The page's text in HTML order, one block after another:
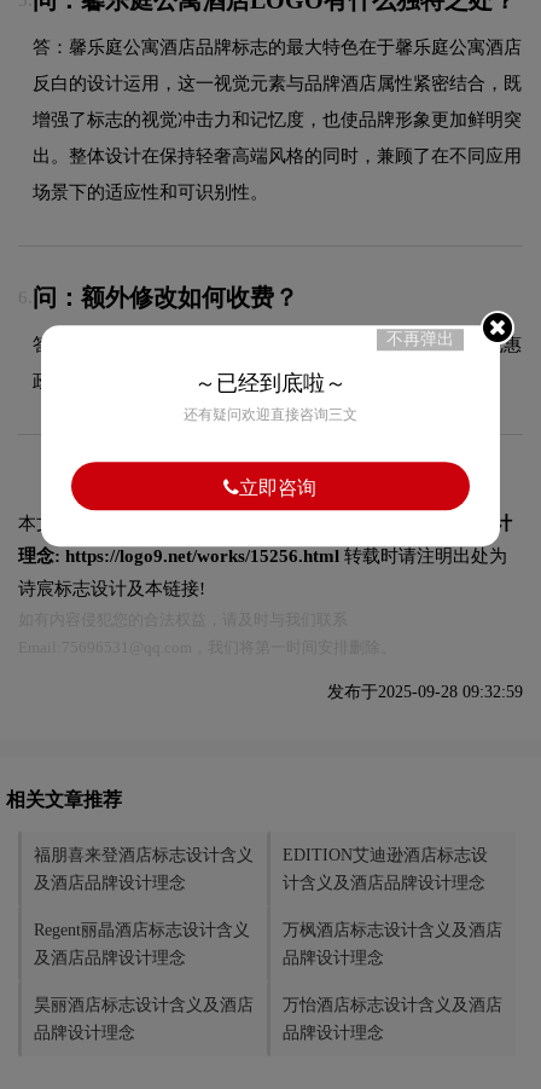
答：馨乐庭公寓酒店品牌标志的最大特色在于馨乐庭公寓酒店
反白的设计运用，这一视觉元素与品牌酒店属性紧密结合，既
增强了标志的视觉冲击力和记忆度，也使品牌形象更加鲜明突
出。整体设计在保持轻奢高端风格的同时，兼顾了在不同应用
场景下的适应性和可识别性。
6. 问：额外修改如何收费？
答：超出合同约定范围的额外修改，请咨询客服获取具体优惠
政策，我们将根据修改幅度提供合理报价。
本文标题和链接
馨乐庭公寓酒店标志设计含义及酒店品牌设计
理念: https://logo9.net/works/15256.html 转载时请注明出处为
诗宸标志设计及本链接!
发布于2025-09-28 09:32:59
相关文章推荐
福朋喜来登酒店标志设计含义
及酒店品牌设计理念
EDITION艾迪逊酒店标志设
计含义及酒店品牌设计理念
Regent丽晶酒店标志设计含义
及酒店品牌设计理念
万枫酒店标志设计含义及酒店
品牌设计理念
昊丽酒店标志设计含义及酒店
品牌设计理念
万怡酒店标志设计含义及酒店
品牌设计理念
不再弹出
～已经到底啦～
还有疑问欢迎直接咨询三文
立即咨询